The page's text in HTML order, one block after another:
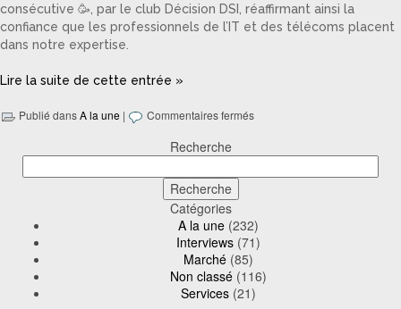
consécutive 🥳, par le club Décision DSI, réaffirmant ainsi la
confiance que les professionnels de l’IT et des télécoms placent
dans notre expertise.
Lire la suite de cette entrée »
Publié dansA la une | Commentaires fermés
Recherche
Catégories
A la une (232)
Interviews (71)
Marché (85)
Non classé (116)
Services (21)